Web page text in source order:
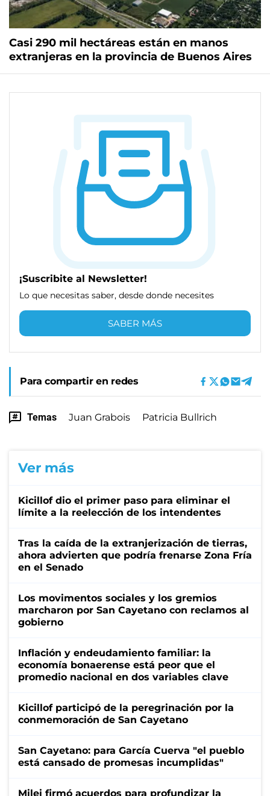
Casi 290 mil hectáreas están en manos
extranjeras en la provincia de Buenos Aires
¡Suscribite al Newsletter!
Lo que necesitas saber, desde donde necesites
SABER MÁS
Para compartir en redes
Temas Juan Grabois Patricia Bullrich
Ver más
Kicillof dio el primer paso para eliminar el
límite a la reelección de los intendentes
Tras la caída de la extranjerización de tierras,
ahora advierten que podría frenarse Zona Fría
en el Senado
Los movimentos sociales y los gremios
marcharon por San Cayetano con reclamos al
gobierno
Inflación y endeudamiento familiar: la
economía bonaerense está peor que el
promedio nacional en dos variables clave
Kicillof participó de la peregrinación por la
conmemoración de San Cayetano
San Cayetano: para García Cuerva "el pueblo
está cansado de promesas incumplidas"
Milei firmó acuerdos para profundizar la